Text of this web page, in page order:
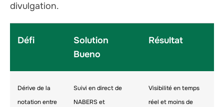
divulgation.
Défi
Solution
Bueno
Résultat
Dérive de la
notation entre
Suivi en direct de
NABERS et
Visibilité en temps
réel et moins de